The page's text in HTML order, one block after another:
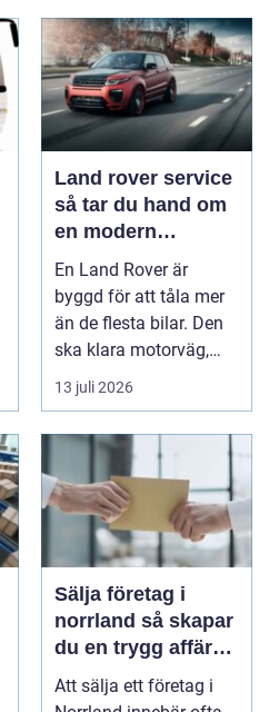
Land rover service
så tar du hand om
en modern
klassiker
En Land Rover är
byggd för att tåla mer
än de flesta bilar. Den
ska klara motorväg,
stadstrafik, gru...
13 juli 2026
Sälja företag i
norrland så skapar
du en trygg affär
från start till mål
Att sälja ett företag i